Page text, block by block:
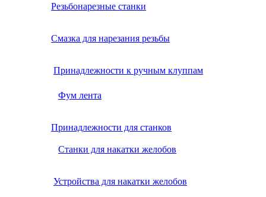
Резьбонарезные станки
Смазка для нарезания резьбы
Принадлежности к ручным клуппам
Фум лента
Принадлежности для станков
Станки для накатки желобов
Устройства для накатки желобов